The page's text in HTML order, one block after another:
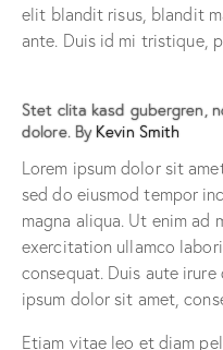
elit blandit risus, blandit
ante. Duis id mi tristique,
Stet clita kasd gubergren,
dolore. ByKevin Smith
Lorem ipsum dolor sit
sed do eiusmod tempor
magna aliqua. Ut enim ad
exercitation ullamco
consequat. Duis aute
ipsum dolor sit amet,
Etiam vitae leo et diam